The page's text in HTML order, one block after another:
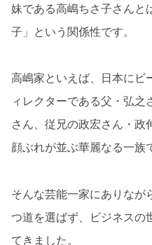
妹である高嶋ちさ子さんと
子」という関係性です。
高嶋家といえば、日本にビ
ィレクターである父・弘之
さん、従兄の政宏さん・政
顔ぶれが並ぶ華麗なる一族
そんな芸能一家にありなが
つ道を選ばず、ビジネスの
てきました。